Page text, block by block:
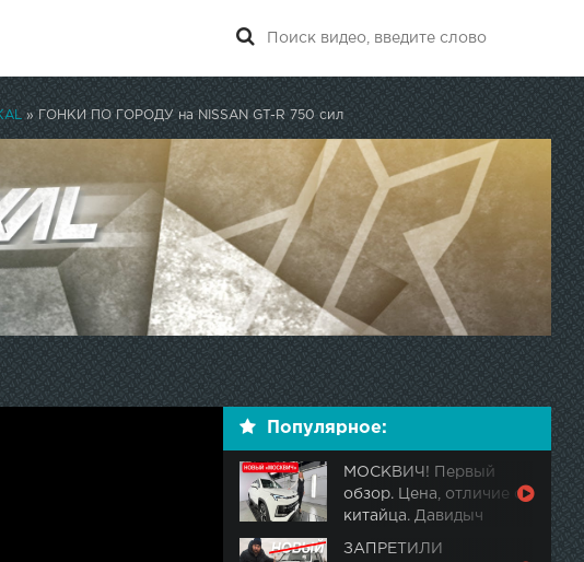
» ГОНКИ ПО ГОРОДУ на NISSAN GT-R 750 сил
Популярное:
МОСКВИЧ! Первый
обзор. Цена, отличие от
китайца. Давидыч
ЗАПРЕТИЛИ